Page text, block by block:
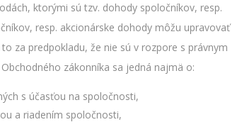
ktorými sú tzv. dohody spoločníkov, resp.
resp. akcionárske dohody môžu upravovať
za predpokladu, že nie sú v rozpore s právnym
zákonníka sa jedná najmä o:
s účasťou na spoločnosti,
a riadením spoločnosti,